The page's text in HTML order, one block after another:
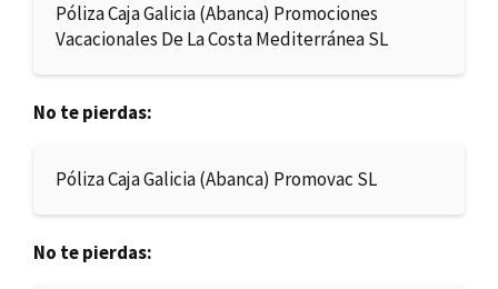
Póliza Caja Galicia (Abanca) Promociones
Vacacionales De La Costa Mediterránea SL
No te pierdas:
Póliza Caja Galicia (Abanca) Promovac SL
No te pierdas: